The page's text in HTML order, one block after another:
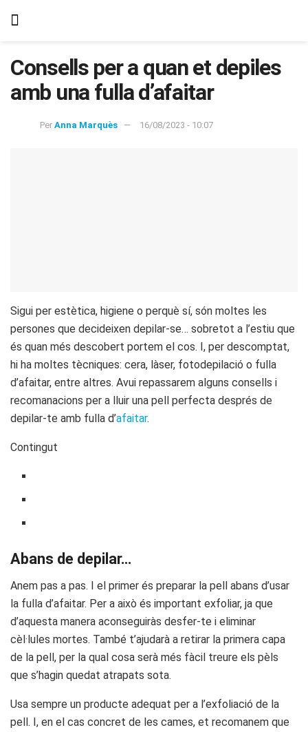
Consells per a quan et depiles
amb una fulla d’afaitar
Per Anna Marquès 16/08/2023 - 10:07
Sigui per estètica, higiene o perquè sí, són moltes les
persones que decideixen depilar-se… sobretot a l’estiu que
és quan més descobert portem el cos. I, per descomptat,
hi ha moltes tècniques: cera, làser, fotodepilació o fulla
d’afaitar, entre altres. Avui repassarem alguns consells i
recomanacions per a lluir una pell perfecta després de
depilar-te amb fulla d’afaitar.
Contingut
Abans de depilar…
Anem pas a pas. I el primer és preparar la pell abans d’usar
la fulla d’afaitar. Per a això és important exfoliar, ja que
d’aquesta manera aconseguiràs desfer-te i eliminar
cèl·lules mortes. També t’ajudarà a retirar la primera capa
de la pell, per la qual cosa serà més fàcil treure els pèls
que s’hagin quedat atrapats sota.
Usa sempre un producte adequat per a l’exfoliació de la
pell. I, en el cas concret de les cames, et recomanem que